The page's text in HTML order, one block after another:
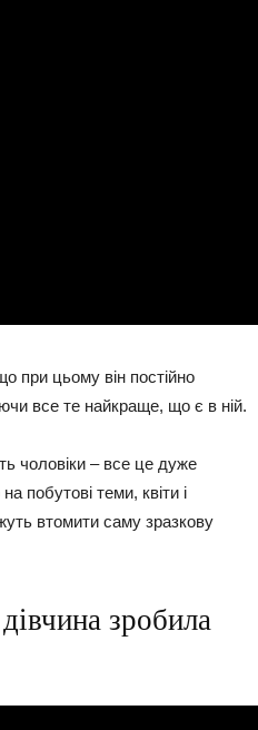
при цьому він постійно
все те найкраще, що є в ній.
чоловіки – все це дуже
побутові теми, квіти і
втомити саму зразкову
зробила